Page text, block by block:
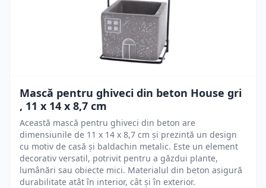
Mască pentru ghiveci din beton House gri
, 11 x 14 x 8,7 cm
Această mască pentru ghiveci din beton are
dimensiunile de 11 x 14 x 8,7 cm și prezintă un design
cu motiv de casă și baldachin metalic. Este un element
decorativ versatil, potrivit pentru a găzdui plante,
lumânări sau obiecte mici. Materialul din beton asigură
durabilitate atât în interior, cât și în exterior.